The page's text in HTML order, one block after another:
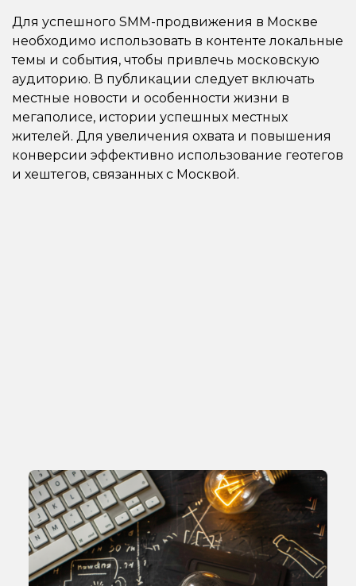
Для успешного SMM-продвижения в Москве
необходимо использовать в контенте локальные
темы и события, чтобы привлечь московскую
аудиторию. В публикации следует включать
местные новости и особенности жизни в
мегаполисе, истории успешных местных
жителей. Для увеличения охвата и повышения
конверсии эффективно использование геотегов
и хештегов, связанных с Москвой.